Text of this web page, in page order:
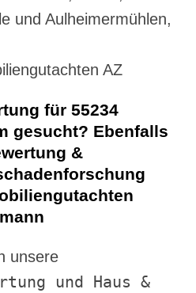
und Aulheimermühlen,
AZ
für 55234
gesucht? Ebenfalls
&
unsere
und Haus &